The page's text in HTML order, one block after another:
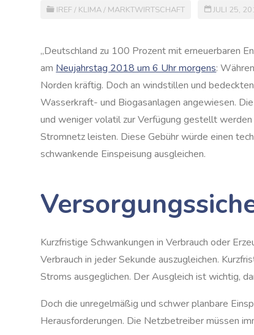
IREF / KLIMA/ MARKTWIRTSCHAFT JULI 25,
„Deutschland zu 100 Prozent mit erneuerbaren
am Neujahrstag 2018 um 6 Uhr morgens:
Norden kräftig. Doch an windstillen und
Wasserkraft- und Biogasanlagen angewiesen.
und weniger volatil zur Verfügung gestellt
Stromnetz leisten. Diese Gebühr würde einen
schwankende Einspeisung ausgleichen.
Kurzfristige Schwankungen in Verbrauch oder
Verbrauch in jeder Sekunde auszugleichen.
Stroms ausgeglichen. Der Ausgleich ist wichtig,
Doch die unregelmäßig und schwer planbare
Herausforderungen. Die Netzbetreiber müssen